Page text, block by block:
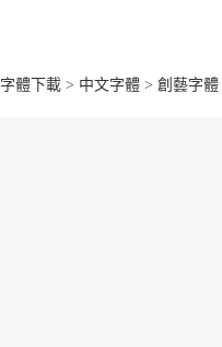
字體下載 > 中文字體 > 創藝字體